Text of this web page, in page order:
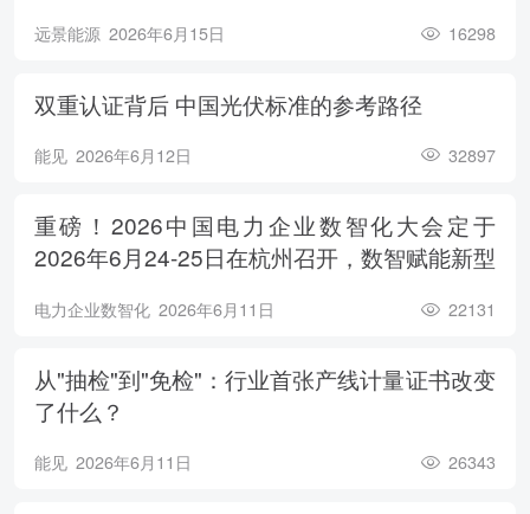
远景能源 2026年6月15日 16298
双重认证背后 中国光伏标准的参考路径
能见 2026年6月12日 32897
重磅！2026中国电力企业数智化大会定于
2026年6月24-25日在杭州召开，数智赋能新型
电力企业数智化 2026年6月11日 22131
从"抽检"到"免检"：行业首张产线计量证书改变
了什么？
能见 2026年6月11日 26343